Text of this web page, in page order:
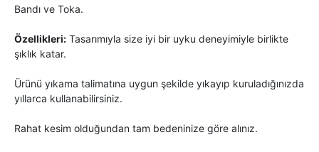
Bandı ve Toka.
Özellikleri: Tasarımıyla size iyi bir uyku deneyimiyle birlikte
şıklık katar.
Ürünü yıkama talimatına uygun şekilde yıkayıp kuruladığınızda
yıllarca kullanabilirsiniz.
Rahat kesim olduğundan tam bedeninize göre alınız.